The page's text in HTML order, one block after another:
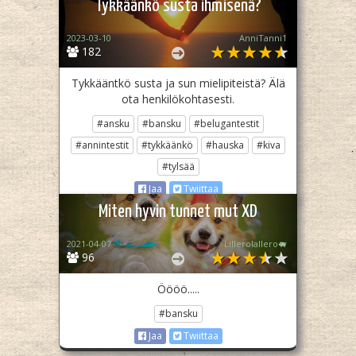
Tykkäänkö susta ihmisenä?
182
2023-03-10 AnniTanni1
Tykkääntkö susta ja sun mielipiteistä? Älä
ota henkilökohtasesti.
#ansku #bansku
#belugantestit
#annintestit
#tykkäänkö #hauska
#kiva
#tylsää
Jaa
Twiittaa
Miten hyvin tunnet mut XD
96
2021-04-07 Lillerolallero🐖
Öööö.....
#bansku
Jaa
Twiittaa